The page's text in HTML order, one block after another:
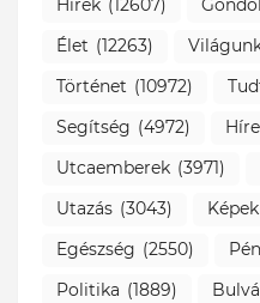
Hírek (12607)
Élet (12263)
Történet (10972)
Segítség (4972)
Utcaemberek (3971)
Utazás (3043) Képek
Egészség (2550)
Politika (1889)